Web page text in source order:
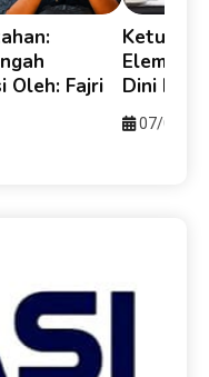
Oleh: Fajri
Ketua
Elemen
Dini
07/08/